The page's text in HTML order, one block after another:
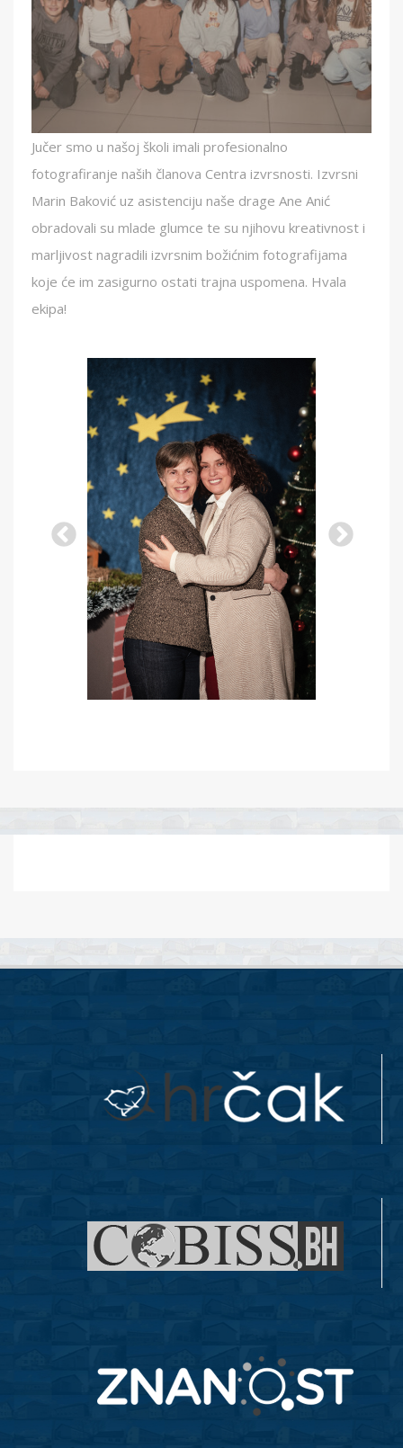
Jučer smo u našoj školi imali profesionalno
fotografiranje naših članova Centra izvrsnosti. Izvrsni
Marin Baković uz asistenciju naše drage Ane Anić
obradovali su mlade glumce te su njihovu kreativnost i
marljivost nagradili izvrsnim božićnim fotografijama
koje će im zasigurno ostati trajna uspomena. Hvala
ekipa!